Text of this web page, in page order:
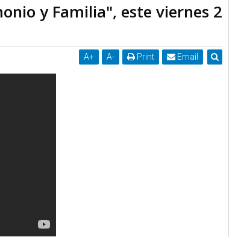
y Familia", este viernes 2
A+ A- Print Email